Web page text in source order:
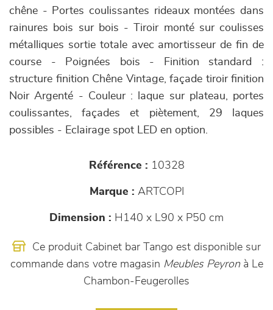
chêne - Portes coulissantes rideaux montées dans
rainures bois sur bois - Tiroir monté sur coulisses
métalliques sortie totale avec amortisseur de fin de
course - Poignées bois - Finition standard :
structure finition Chêne Vintage, façade tiroir finition
Noir Argenté - Couleur : laque sur plateau, portes
coulissantes, façades et piètement, 29 laques
possibles - Eclairage spot LED en option.
Référence : 10328
Marque : ARTCOPI
Dimension : H140 x L90 x P50 cm
Ce produit Cabinet bar Tango est disponible sur
commande dans votre magasin Meubles Peyronà Le
Chambon-Feugerolles